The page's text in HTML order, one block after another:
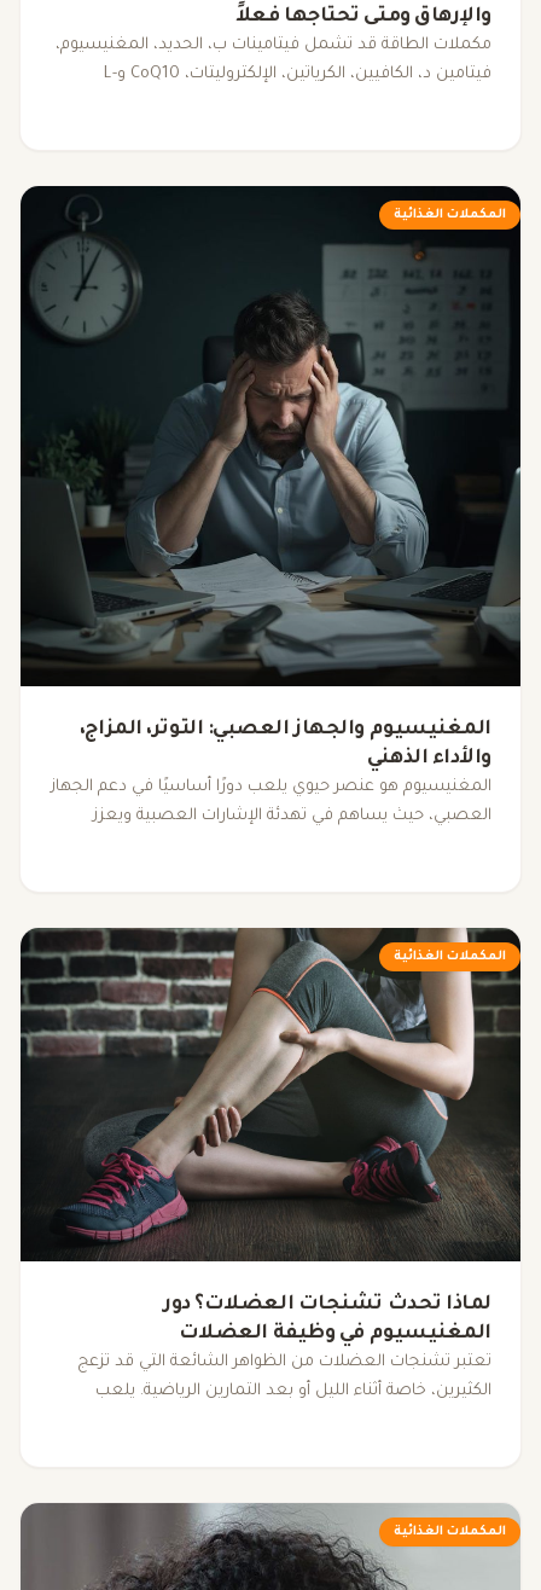
والإرهاق ومتى تحتاجها فعلاً
مكملات الطاقة قد تشمل فيتامينات ب، الحديد، المغنيسيوم،
فيتامين د، الكافيين، الكرياتين، الإلكتروليتات، CoQ10 وL-
المكملات الغذائية
المغنيسيوم والجهاز العصبي: التوتر، المزاج،
والأداء الذهني
المغنيسيوم هو عنصر حيوي يلعب دورًا أساسيًا في دعم الجهاز
العصبي، حيث يساهم في تهدئة الإشارات العصبية ويعزز
المكملات الغذائية
لماذا تحدث تشنجات العضلات؟ دور
المغنيسيوم في وظيفة العضلات
تعتبر تشنجات العضلات من الظواهر الشائعة التي قد تزعج
الكثيرين، خاصة أثناء الليل أو بعد التمارين الرياضية. يلعب
المكملات الغذائية